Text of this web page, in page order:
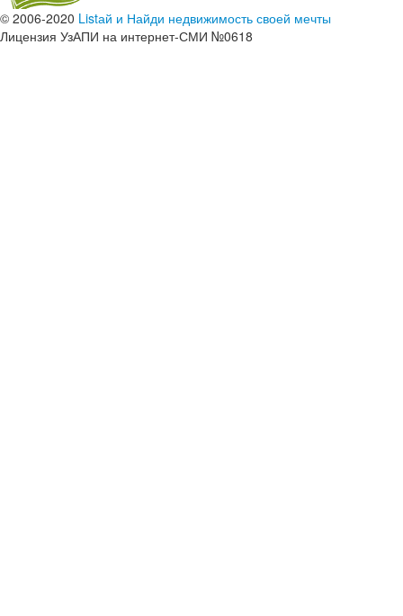
© 2006-2020 Listай и Найди недвижимость своей мечты
Лицензия УзАПИ на интернет-СМИ №0618